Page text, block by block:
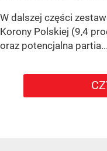
W dalszej części
Korony Polskiej (9,4
oraz potencjalna partia...